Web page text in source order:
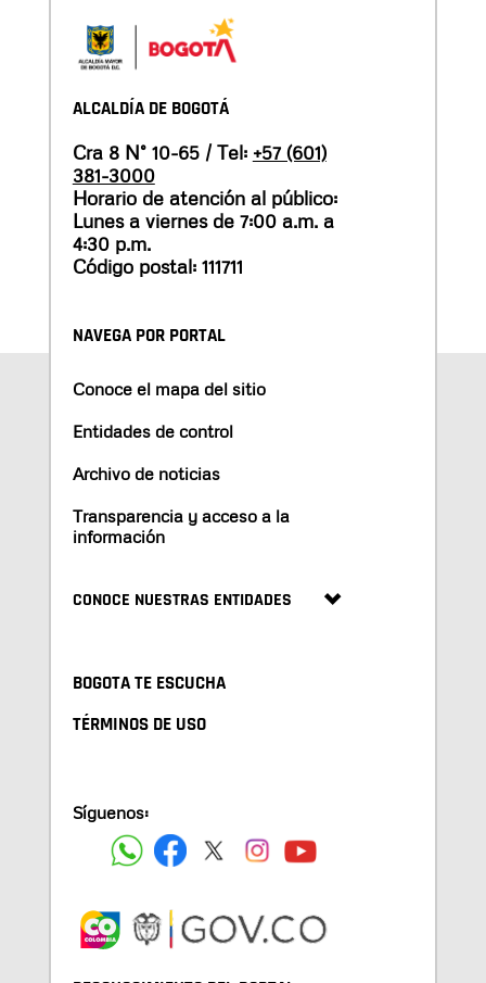
ALCALDÍA DE BOGOTÁ
Cra 8 N° 10-65 / Tel: +57 (601)
381-3000
Horario de atención al público:
Lunes a viernes de 7:00 a.m. a
4:30 p.m.
Código postal: 111711
NAVEGA POR PORTAL
Conoce el mapa del sitio
Entidades de control
Archivo de noticias
Transparencia y acceso a la
información
CONOCE NUESTRAS ENTIDADES
BOGOTA TE ESCUCHA
TÉRMINOS DE USO
Síguenos: